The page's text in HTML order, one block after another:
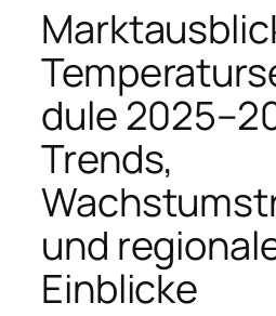
dule
Trends,
und
Einblicke